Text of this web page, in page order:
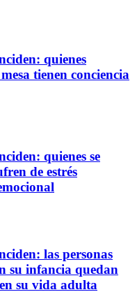
quienes
tienen conciencia
quienes se
de estrés
las personas
su infancia quedan
su vida adulta